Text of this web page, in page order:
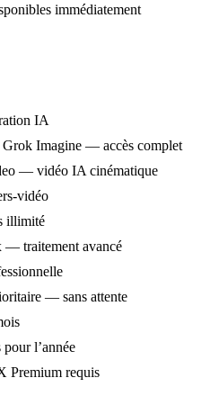
immédiatement
IA
Grok Imagine — accès complet
— vidéo IA cinématique
vidéo
illimité
— traitement avancé
— sans attente
l’année
Premium requis